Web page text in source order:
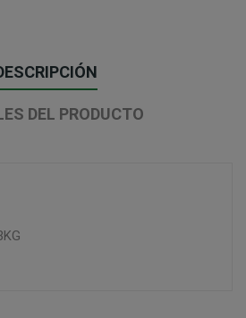
DEL PRODUCTO